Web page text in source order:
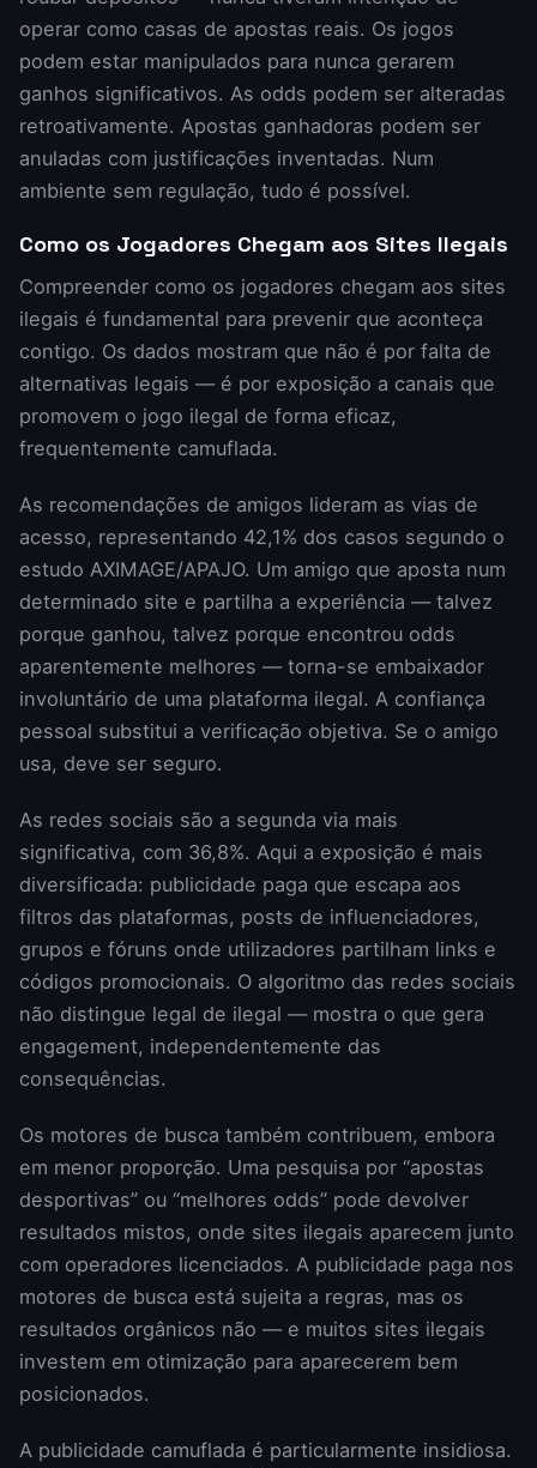
operar como casas de apostas reais. Os jogos
podem estar manipulados para nunca gerarem
ganhos significativos. As odds podem ser alteradas
retroativamente. Apostas ganhadoras podem ser
anuladas com justificações inventadas. Num
ambiente sem regulação, tudo é possível.
Como os Jogadores Chegam aos Sites Ilegais
Compreender como os jogadores chegam aos sites
ilegais é fundamental para prevenir que aconteça
contigo. Os dados mostram que não é por falta de
alternativas legais — é por exposição a canais que
promovem o jogo ilegal de forma eficaz,
frequentemente camuflada.
As recomendações de amigos lideram as vias de
acesso, representando 42,1% dos casos segundo o
estudo AXIMAGE/APAJO. Um amigo que aposta num
determinado site e partilha a experiência — talvez
porque ganhou, talvez porque encontrou odds
aparentemente melhores — torna-se embaixador
involuntário de uma plataforma ilegal. A confiança
pessoal substitui a verificação objetiva. Se o amigo
usa, deve ser seguro.
As redes sociais são a segunda via mais
significativa, com 36,8%. Aqui a exposição é mais
diversificada: publicidade paga que escapa aos
filtros das plataformas, posts de influenciadores,
grupos e fóruns onde utilizadores partilham links e
códigos promocionais. O algoritmo das redes sociais
não distingue legal de ilegal — mostra o que gera
engagement, independentemente das
consequências.
Os motores de busca também contribuem, embora
em menor proporção. Uma pesquisa por “apostas
desportivas” ou “melhores odds” pode devolver
resultados mistos, onde sites ilegais aparecem junto
com operadores licenciados. A publicidade paga nos
motores de busca está sujeita a regras, mas os
resultados orgânicos não — e muitos sites ilegais
investem em otimização para aparecerem bem
posicionados.
A publicidade camuflada é particularmente insidiosa.